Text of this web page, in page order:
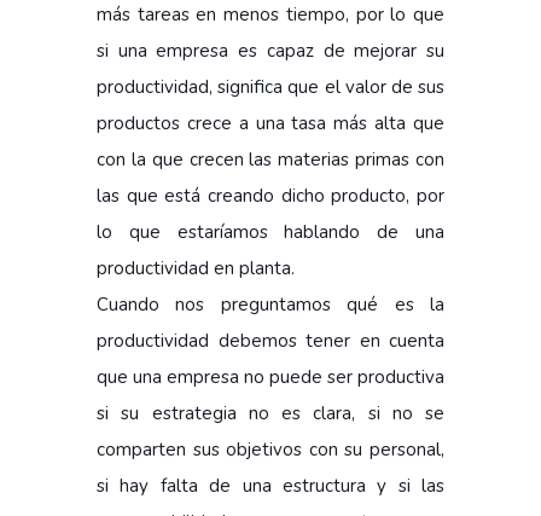
más tareas en menos tiempo, por lo que
si una empresa es capaz de mejorar su
productividad, significa que el valor de sus
productos crece a una tasa más alta que
con la que crecen las materias primas con
las que está creando dicho producto, por
lo que estaríamos hablando de una
productividad en planta.
Cuando nos preguntamos qué es la
productividad debemos tener en cuenta
que una empresa no puede ser productiva
si su estrategia no es clara, si no se
comparten sus objetivos con su personal,
si hay falta de una estructura y si las